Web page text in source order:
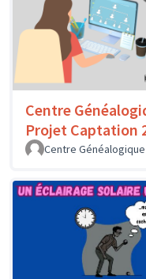
Centre
Projet Captation
Centre